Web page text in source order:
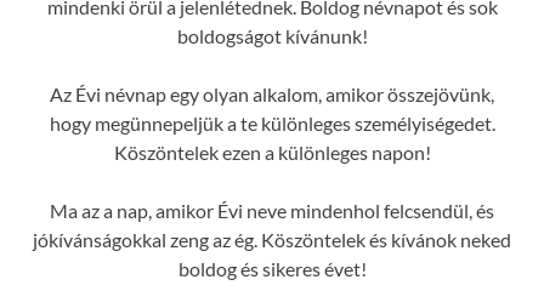
mindenki örül a jelenlétednek. Boldog névnapot és sok
boldogságot kívánunk!
Az Évi névnap egy olyan alkalom, amikor összejövünk,
hogy megünnepeljük a te különleges személyiségedet.
Köszöntelek ezen a különleges napon!
Ma az a nap, amikor Évi neve mindenhol felcsendül, és
jókívánságokkal zeng az ég. Köszöntelek és kívánok neked
boldog és sikeres évet!